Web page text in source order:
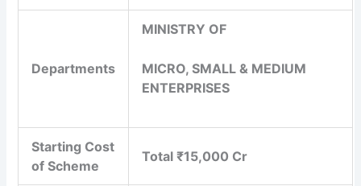
Departments
MINISTRY OF
MICRO, SMALL & MEDIUM
ENTERPRISES
Starting Cost
of Scheme
Total ₹15,000 Cr